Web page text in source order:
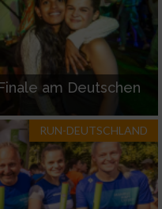
am Deutschen
RUN-DEUTSCHLAND